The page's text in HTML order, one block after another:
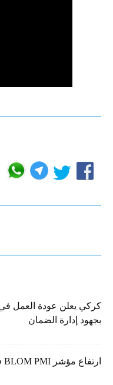
كركي يعلن عودة العمل
بجهود إدارة الضمان
ارتفاع مؤشر BLOM PMI في تموز إلى 50.7 نقطة